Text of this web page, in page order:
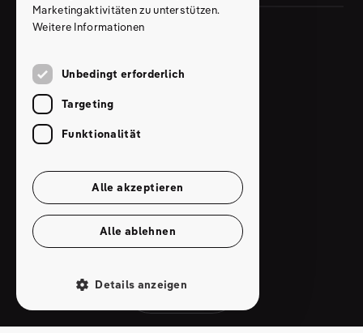
Menü
© 2026 Andreas Kuhnen
Cookie-Einstellungen
Datenschutzerklärung
AGB
Impressum
Marketingaktivitäten zu unterstützen.
Weitere Informationen
Unbedingt erforderlich
Targeting
Funktionalität
Alle akzeptieren
Alle ablehnen
Details anzeigen